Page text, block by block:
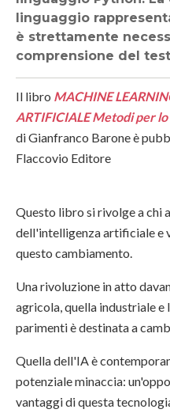
linguaggio
è strettamente
comprensione del
Il libro MACHINE
ARTIFICIALEMetodi per lo
di Gianfranco Barone è
Flaccovio Editore
Questo libro si rivolge a chi
dell'intelligenza artificiale e
questo cambiamento.
Una rivoluzione in atto
agricola, quella industriale e
parimenti è destinata a
Quella dell'IA è
potenziale minaccia:
vantaggi di questa